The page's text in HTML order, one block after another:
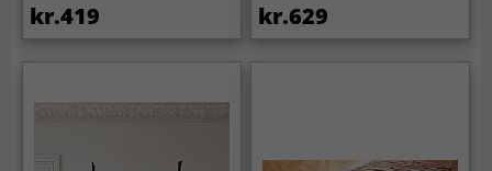
kr.419 kr.629